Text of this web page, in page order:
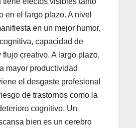
en el largo plazo. A nivel
en un mejor humor,
capacidad de
creativo. A largo plazo,
mayor productividad
el desgaste profesional
de trastornos como la
cognitivo. Un
bien es un cerebro